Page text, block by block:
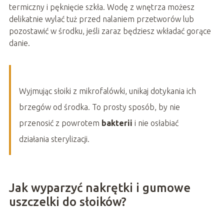
termiczny i pęknięcie szkła. Wodę z wnętrza możesz
delikatnie wylać tuż przed nalaniem przetworów lub
pozostawić w środku, jeśli zaraz będziesz wkładać gorące
danie.
Wyjmując słoiki z mikrofalówki, unikaj dotykania ich
brzegów od środka. To prosty sposób, by nie
przenosić z powrotem bakterii i nie osłabiać
działania sterylizacji.
Jak wyparzyć nakrętki i gumowe
uszczelki do słoików?